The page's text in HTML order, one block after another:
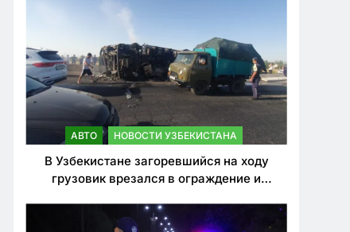
АВТО НОВОСТИ УЗБЕКИСТАНА
В Узбекистане загоревшийся на ходу
грузовик врезался в ограждение и